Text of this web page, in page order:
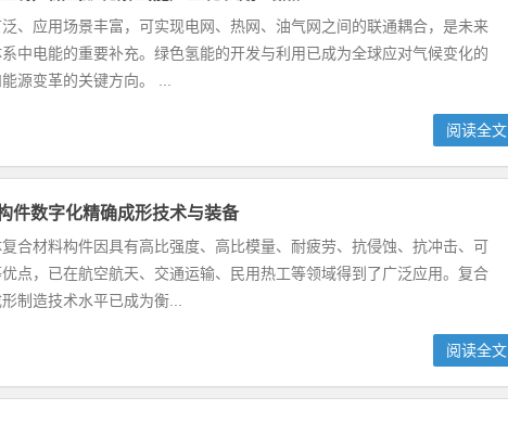
、应用场景丰富，可实现电网、热网、油气网之间的联通耦合，是未来
中电能的重要补充。绿色氢能的开发与利用已成为全球应对气候变化的
源变革的关键方向。 ...
阅读全文
件数字化精确成形技术与装备
合材料构件因具有高比强度、高比模量、耐疲劳、抗侵蚀、抗冲击、可
点，已在航空航天、交通运输、民用热工等领域得到了广泛应用。复合
制造技术水平已成为衡...
阅读全文